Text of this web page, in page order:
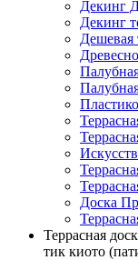
Декинг
Декинг
Дешевая
Доска
Террасная
тик киото